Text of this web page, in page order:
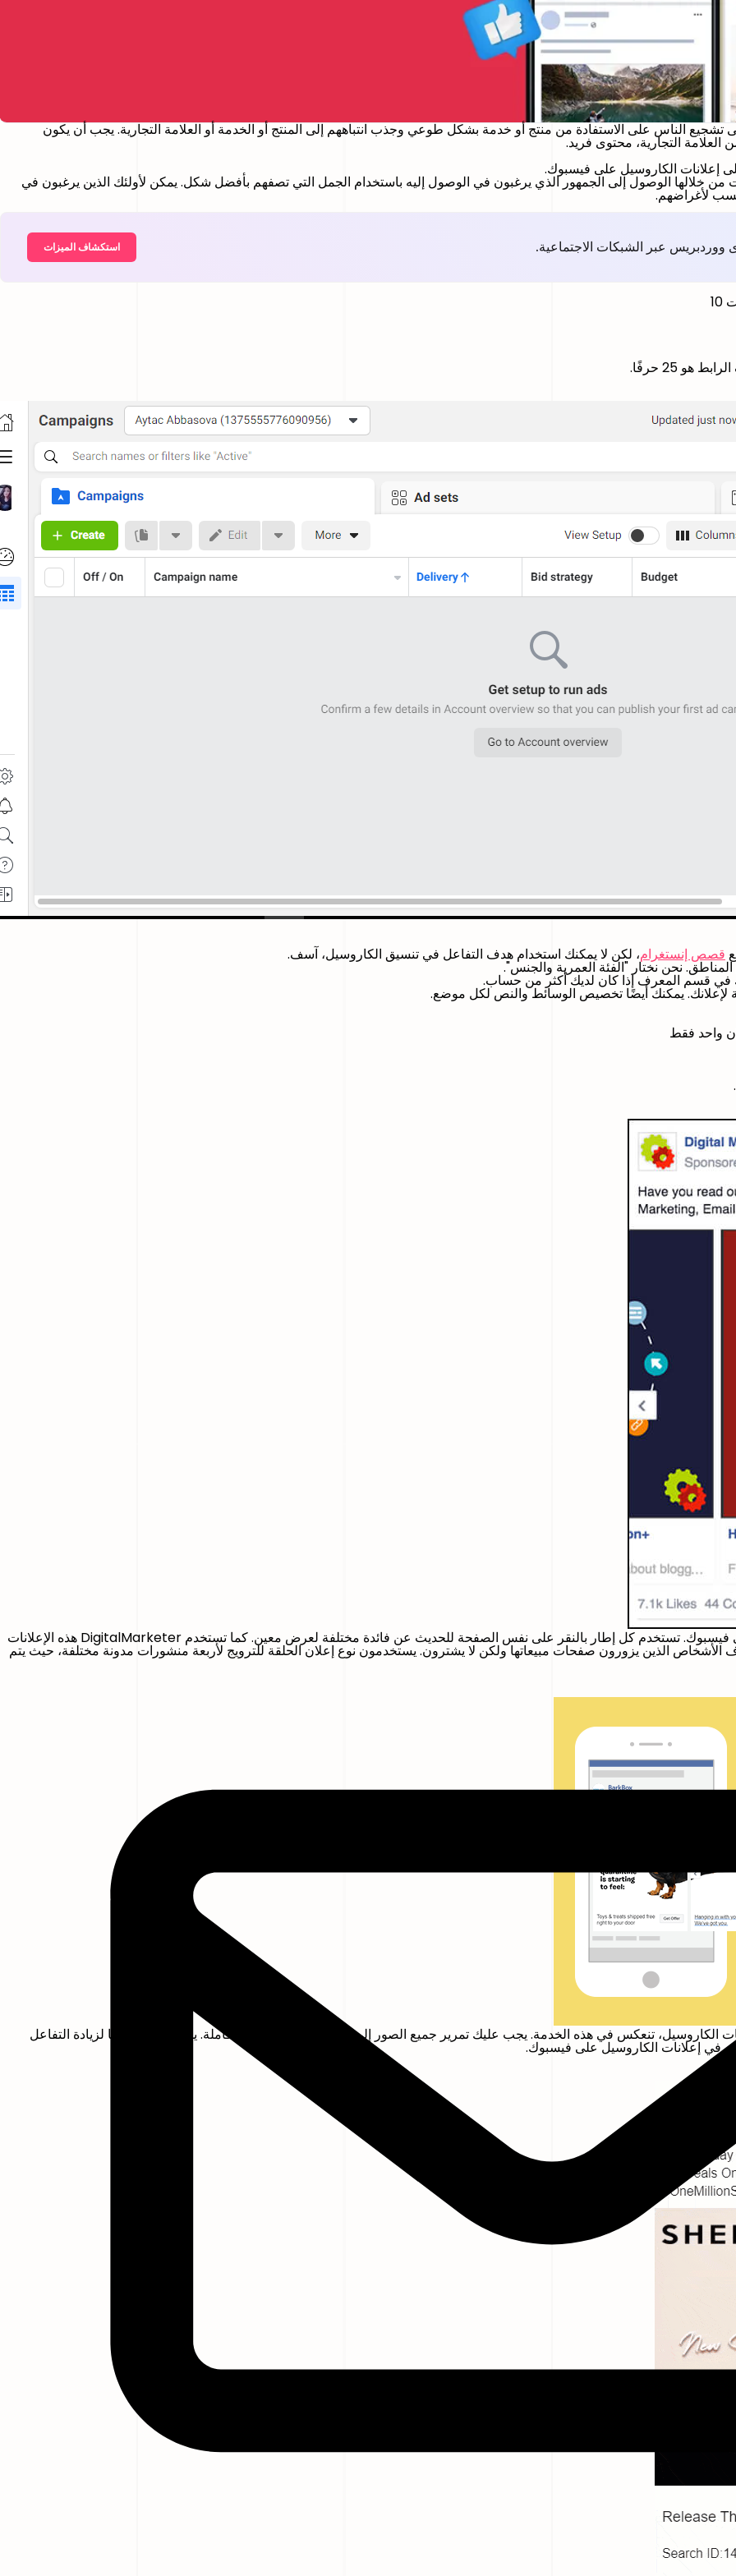
تشجيع الناس على الاستفادة من منتج أو خدمة بشكل طوعي وجذب انتباههم إلى المنتج أو الخدمة أو العلامة التجارية. يجب أن يكون
العلامة التجارية، محتوى فريد.
إعلانات الكاروسيل على فيسبوك.
خلالها الوصول إلى الجمهور الذي يرغبون في الوصول إليه باستخدام الجمل التي تصفهم بأفضل شكل. يمكن لأولئك الذين يرغبون في
لأغراضهم.
استكشاف الميزات
قصص إنستغرام، لكن لا يمكنك استخدام هدف التفاعل في تنسيق الكاروسيل، آسف.
المناطق. نحن نختار "الفئة العمرية والجنس".
في قسم المعرف إذا كان لديك أكثر من حساب.
لإعلانك. يمكنك أيضًا تخصيص الوسائط والنص لكل موضع.
واحد فقط
تشارك DigitalMarketer محتوى مدونتها في إعلانات الكاروسيل على فيسبوك. تستخدم كل إطار بالنقر على نفس الصفحة للحديث عن فائدة مختلفة لعرض معين. كما تستخدم DigitalMarketer هذه الإعلانات
الأشخاص الذين يزورون صفحات مبيعاتها ولكن لا يشترون. يستخدمون نوع إعلان الحلقة للترويج لأربعة منشورات مدونة مختلفة، حيث يتم
الكاروسيل، تنعكس في هذه الخدمة. يجب عليك تمرير جميع الصور إلى النهاية لرؤية الصورة الكاملة. يمكنك استخدامها لزيادة التفاعل